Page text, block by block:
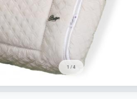
1 / 4